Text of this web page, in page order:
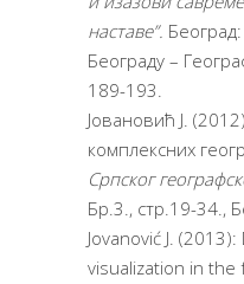
наставе”.
Београду –
189-193.
Јовановић Ј.
комплексних
Српског
Бр.3., стр.19-34.,
Jovanović J.
visualization in